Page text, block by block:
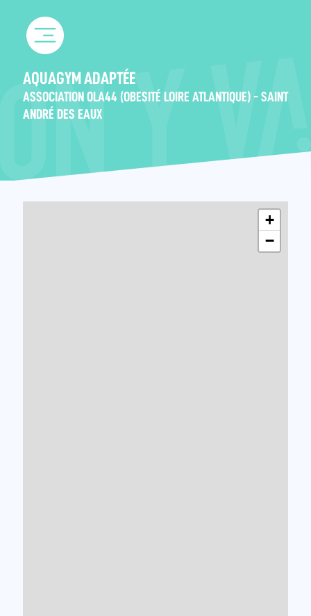
content
AQUAGYM ADAPTÉE
ASSOCIATION OLA44 (OBESITÉ LOIRE ATLANTIQUE) - SAINT
ANDRÉ DES EAUX
+
−